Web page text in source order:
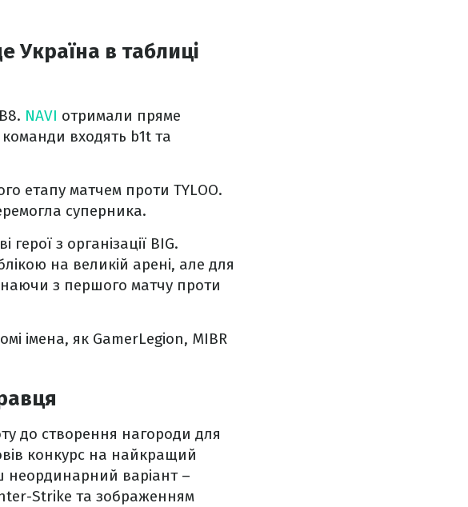
Україна в таблиці
NAVI отримали пряме
команди входять b1t та
етапу матчем проти TYLOO.
суперника.
з організації BIG.
на великій арені, але для
з першого матчу проти
імена, як GamerLegion, MIBR
до створення нагороди для
конкурс на найкращий
неординарний варіант –
Strike та зображенням